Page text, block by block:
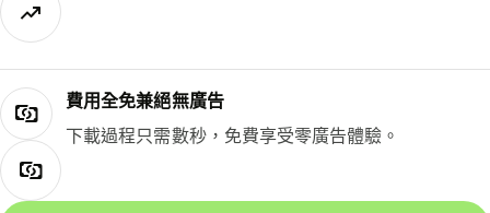
費用全免兼絕無廣告
下載過程只需數秒，免費享受零廣告體驗。